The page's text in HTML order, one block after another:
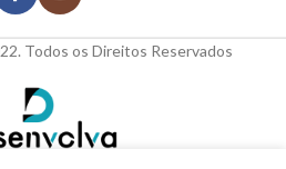
Todos os Direitos Reservados